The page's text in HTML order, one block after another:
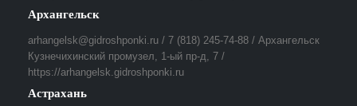
Архангельск
arhangelsk@gidroshponki.ru / 7 (818) 245-74-88 / Архангельск
Кузнечихинский промузел, 1-ый пр-д, 7 /
https://arhangelsk.gidroshponki.ru
Астрахань